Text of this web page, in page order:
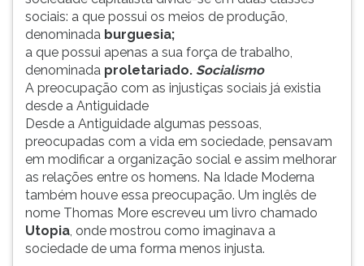
sociais: a que possui os meios de produção,
denominada burguesia;
a que possui apenas a sua força de trabalho,
denominada proletariado. Socialismo
A preocupação com as injustiças sociais já existia
desde a Antiguidade
Desde a Antiguidade algumas pessoas,
preocupadas com a vida em sociedade, pensavam
em modificar a organização social e assim melhorar
as relações entre os homens. Na Idade Moderna
também houve essa preocupação. Um inglês de
nome Thomas More escreveu um livro chamado
Utopia, onde mostrou como imaginava a
sociedade de uma forma menos injusta.